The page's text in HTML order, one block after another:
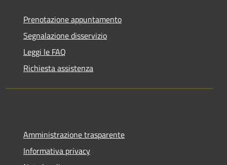
Prenotazione appuntamento
Segnalazione disservizio
Leggi le FAQ
Richiesta assistenza
Amministrazione trasparente
Informativa privacy